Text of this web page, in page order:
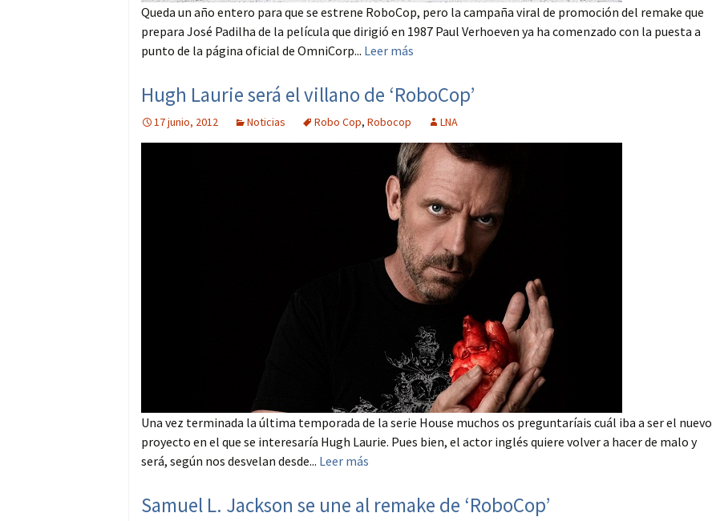
Queda un año entero para que se estrene RoboCop, pero la campaña viral de promoción del remake que
prepara José Padilha de la película que dirigió en 1987 Paul Verhoeven ya ha comenzado con la puesta a
punto de la página oficial de OmniCorp... Leer más
Hugh Laurie será el villano de ‘RoboCop’
17 junio, 2012 Noticias Robo Cop, Robocop LNA
Una vez terminada la última temporada de la serie House muchos os preguntaríais cuál iba a ser el nuevo
proyecto en el que se interesaría Hugh Laurie. Pues bien, el actor inglés quiere volver a hacer de malo y
será, según nos desvelan desde... Leer más
Samuel L. Jackson se une al remake de ‘RoboCop’